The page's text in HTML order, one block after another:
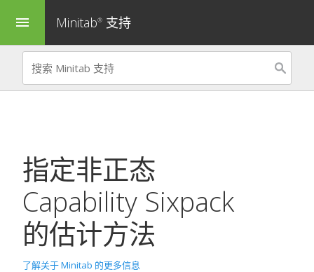
menu Minitab® 支持
指定非正态
Capability Sixpack
的估计方法
了解关于 Minitab 的更多信息